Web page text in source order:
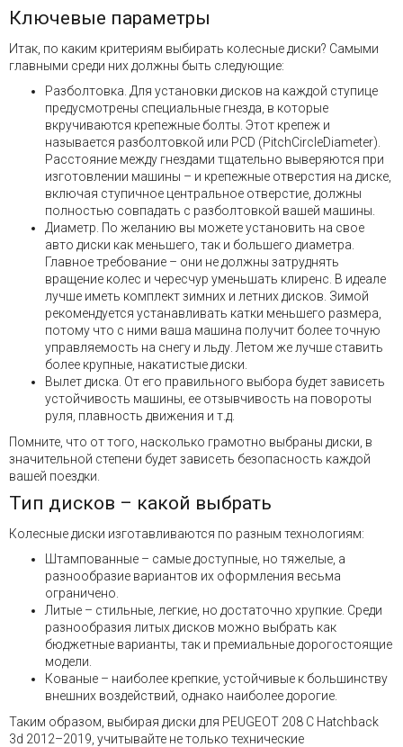
Ключевые параметры
Итак, по каким критериям выбирать колесные диски? Самыми
главными среди них должны быть следующие:
Разболтовка. Для установки дисков на каждой ступице
предусмотрены специальные гнезда, в которые
вкручиваются крепежные болты. Этот крепеж и
называется разболтовкой или PCD (PitchCircleDiameter).
Расстояние между гнездами тщательно выверяются при
изготовлении машины – и крепежные отверстия на диске,
включая ступичное центральное отверстие, должны
полностью совпадать с разболтовкой вашей машины.
Диаметр. По желанию вы можете установить на свое
авто диски как меньшего, так и большего диаметра.
Главное требование – они не должны затруднять
вращение колес и чересчур уменьшать клиренс. В идеале
лучше иметь комплект зимних и летних дисков. Зимой
рекомендуется устанавливать катки меньшего размера,
потому что с ними ваша машина получит более точную
управляемость на снегу и льду. Летом же лучше ставить
более крупные, накатистые диски.
Вылет диска. От его правильного выбора будет зависеть
устойчивость машины, ее отзывчивость на повороты
руля, плавность движения и т.д.
Помните, что от того, насколько грамотно выбраны диски, в
значительной степени будет зависеть безопасность каждой
вашей поездки.
Тип дисков – какой выбрать
Колесные диски изготавливаются по разным технологиям:
Штампованные – самые доступные, но тяжелые, а
разнообразие вариантов их оформления весьма
ограничено.
Литые – стильные, легкие, но достаточно хрупкие. Среди
разнообразия литых дисков можно выбрать как
бюджетные варианты, так и премиальные дорогостоящие
модели.
Кованые – наиболее крепкие, устойчивые к большинству
внешних воздействий, однако наиболее дорогие.
Таким образом, выбирая диски для PEUGEOT 208 C Hatchback
3d 2012–2019, учитывайте не только технические